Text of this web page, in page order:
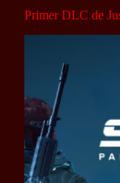
Primer DLC de